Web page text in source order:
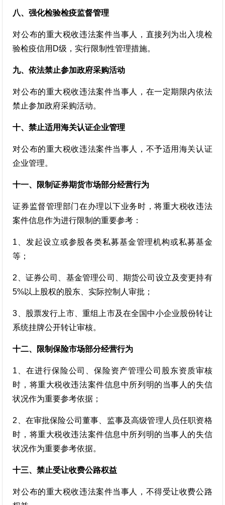
八、强化检验检疫监督管理
对公布的重大税收违法案件当事人，直接列为出入境检
验检疫信用D级，实行限制性管理措施。
九、依法禁止参加政府采购活动
对公布的重大税收违法案件当事人，在一定期限内依法
禁止参加政府采购活动。
十、禁止适用海关认证企业管理
对公布的重大税收违法案件当事人，不予适用海关认证
企业管理。
十一、限制证券期货市场部分经营行为
证券监督管理部门在办理以下业务时，将重大税收违法
案件信息作为进行限制的重要参考：
1、发起设立或参股各类私募基金管理机构或私募基金
等；
2、证券公司、基金管理公司、期货公司设立及变更持有
5%以上股权的股东、实际控制人审批；
3、股票发行上市、重组上市及在全国中小企业股份转让
系统挂牌公开转让审核。
十二、限制保险市场部分经营行为
1、在进行保险公司、保险资产管理公司股东资质审核
时，将重大税收违法案件信息中所列明的当事人的失信
状况作为重要参考依据；
2、在审批保险公司董事、监事及高级管理人员任职资格
时，将重大税收违法案件信息中所列明的当事人的失信
状况作为重要参考依据。
十三、禁止受让收费公路权益
对公布的重大税收违法案件当事人，不得受让收费公路